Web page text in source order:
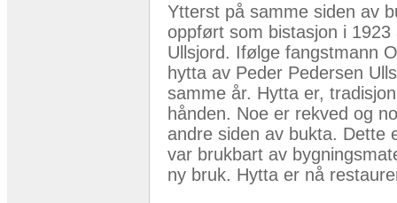
Ytterst på samme siden av
oppført som bistasjon i
Ullsjord. Ifølge fangstmann
hytta av Peder Pedersen
samme år. Hytta er,
hånden. Noe er rekved og
andre siden av bukta. Dette
var brukbart av
ny bruk. Hytta er nå